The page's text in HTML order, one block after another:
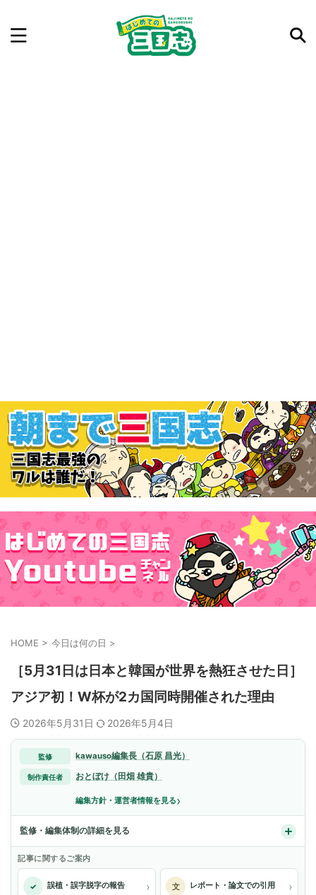
HOME > 今日は何の日 >
［5月31日は日本と韓国が世界を熱狂させた日］
アジア初！W杯が2カ国同時開催された理由
2026年5月31日 2026年5月4日
監修 kawauso編集長（石原 昌光）
制作責任者 おとぼけ（田畑 雄貴）
編集方針・運営者情報を見る›
監修・編集体制の詳細を見る
記事に関するご案内
✓ 誤植・誤字脱字の報告 › 文 レポート・論文での引用 ›